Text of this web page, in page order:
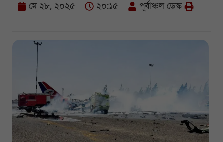
মে ২৮, ২০২৫ ২০:১৫ পূর্বাঞ্চল ডেস্ক